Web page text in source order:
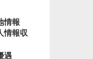
情報
情報収
遇